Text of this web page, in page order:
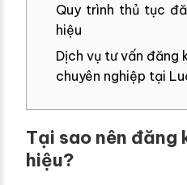
Quy trình thủ tục
hiệu
Dịch vụ tư vấn đăng
chuyên nghiệp tại
Tại sao nên đăng
hiệu?